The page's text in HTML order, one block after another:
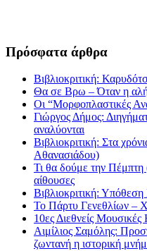
Πρόσφατα άρθρα
Βιβλιοκριτική:
Θα σε Βρω – Όταν η
Οι “Μορφοπλαστικές
Γιώργος Δήμος:
αναλύονται
Βιβλιοκριτική: Στα
Αθανασιάδου)
Τι θα δούμε την Πέμπτη
αίθουσες
Βιβλιοκριτική:
Το Πάρτυ Γενεθλίων –
10ες Διεθνείς
Αιμίλιος Σαμόλης:
ζωντανή η ιστορική